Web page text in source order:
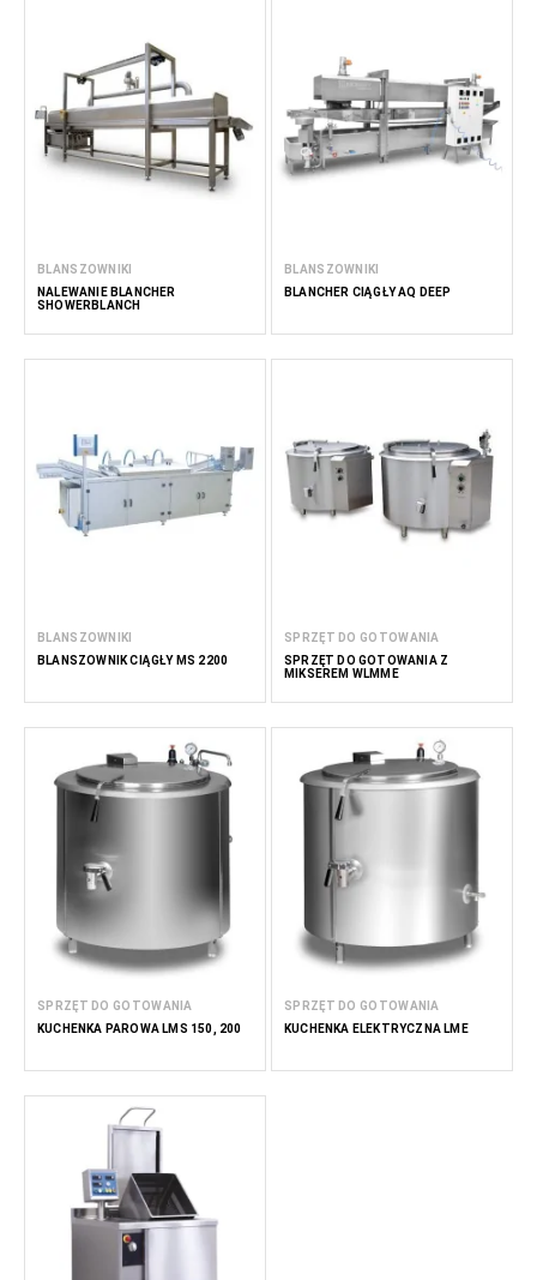
BLANSZOWNIKI
NALEWANIE BLANCHER
SHOWERBLANCH
BLANSZOWNIKI
BLANCHER CIĄGŁY AQ DEEP
BLANSZOWNIKI
BLANSZOWNIK CIĄGŁY MS 2200
SPRZĘT DO GOTOWANIA
SPRZĘT DO GOTOWANIA Z
MIKSEREM WLMME
SPRZĘT DO GOTOWANIA
KUCHENKA PAROWA LMS 150, 200
SPRZĘT DO GOTOWANIA
KUCHENKA ELEKTRYCZNA LME